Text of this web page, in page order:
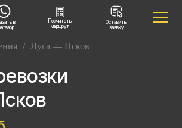
в
Посчитать
маршрут
Оставить
заявку
/ Луга — Псков